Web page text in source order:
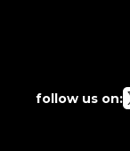
follow us on: